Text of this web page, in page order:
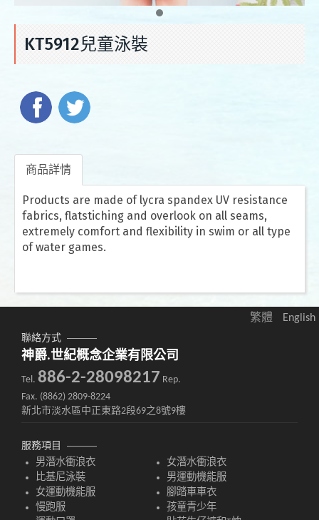
KT5912兒童泳裝
商品詳情
Products are made of lycra spandex UV resistance
fabrics, flatstiching and overlook on all seams,
extremely comfort and flexibility in swim or all type
of water games.
繁體 English
聯絡方式
神爵.世紀概念企業有限公司
Tel. 886-2-28098217 Rep.
Fax. (8862) 2809-8224
新北市淡水區中正東路2段69之8號9樓
服務項目
男潛水衝浪衣
女潛水衝浪衣
比基尼泳裝
男運動機能服
女運動機能服
腳踏車車衣
慢跑服
孩童青少年